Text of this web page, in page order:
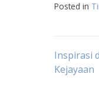
Posted in
Post
Inspirasi
Kejayaan